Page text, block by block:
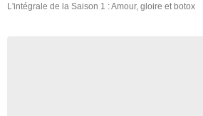
L'intégrale de la Saison 1 : Amour, gloire et botox